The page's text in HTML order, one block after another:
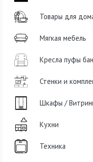
Товары для
Мягкая мебель
Кресла пуфы
Стенки и
Шкафы /
Кухни
Техника